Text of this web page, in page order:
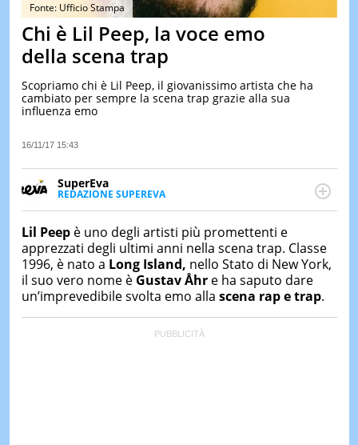
TEST
LE
DI
IERI
Fonte: Ufficio Stampa
Chi è Lil Peep, la voce emo
della scena trap
Scopriamo chi è Lil Peep, il giovanissimo artista che ha
cambiato per sempre la scena trap grazie alla sua
influenza emo
16/11/17 15:43
SuperEva
REDAZIONE SUPEREVA
SuperEva è il magazine di Italiaonline dedicato a
Pensato per tutti ma soprattutto per la GenZ, molto
“social” e sempre in cerca di notizie originali. Dalle
tendenze del momento ai fatti più strani alle
scoperte più divertenti: mille storie da scoprire ogni
giorno”
Lil Peepè uno degli artisti più promettenti e
apprezzati degli ultimi anni nella scena trap. Classe
1996, è nato a Long Island, nello Stato di New York,
il suo vero nome èGustav Åhre ha saputo dare
un’imprevedibile svolta emo alla scena rap e trap.